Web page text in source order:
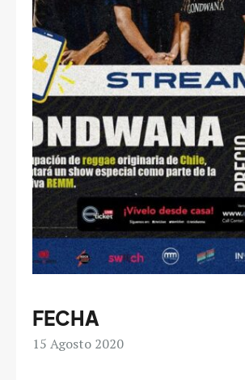
FECHA
15 Agosto 2020